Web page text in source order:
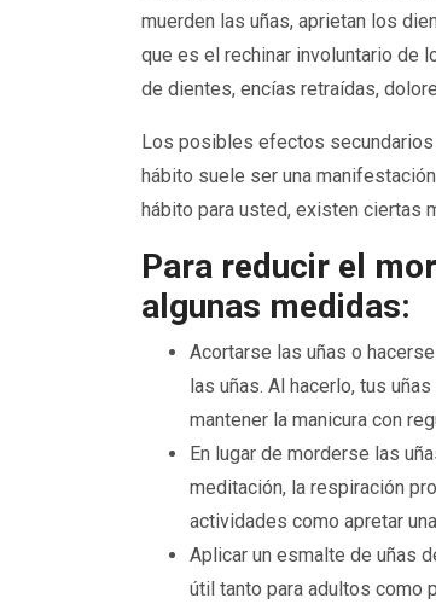
muerden las uñas, aprietan los
que es el rechinar involuntario de
de dientes, encías retraídas,
Los posibles efectos
hábito suele ser una
hábito para usted, existen ciertas
Para reducir el
algunas medidas:
Acortarse las uñas o
las uñas. Al hacerlo, tus
mantener la manicura con
En lugar de morderse las
meditación, la respiración
actividades como apretar
Aplicar un esmalte de uñas
útil tanto para adultos como